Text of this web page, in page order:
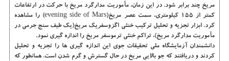
مریخ چند برابر شود. در این زمان، مأموریت مدارگرد مریخ با حرکت در ارتفاعات
کمتر از ۱۵۵ کیلومتری، سمت عصر مریخ(evening side of Mars) را مشاهده
کرد. ابزار تجزیه و تحلیل ترکیب خنثی اگزوسفریک مریخ(یک طیف سنج جرمی در
مأموریت مدارگرد مریخ)، تراکم خنثی ترموسفر مریخ را اندازه گیری نمود.
دانشمندان آزمایشگاه ملی تحقیقات جوی این اندازه گیری ها را تجزیه و تحلیل
کردند و دریافتند که جو بالایی مریخ در حال گسترش و گرم شدن است. همانطور که